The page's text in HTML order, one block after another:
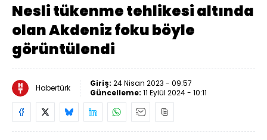
Nesli tükenme tehlikesi altında
olan Akdeniz foku böyle
görüntülendi
Habertürk Giriş: 24 Nisan 2023 - 09:57
Güncelleme: 11 Eylül 2024 - 10:11